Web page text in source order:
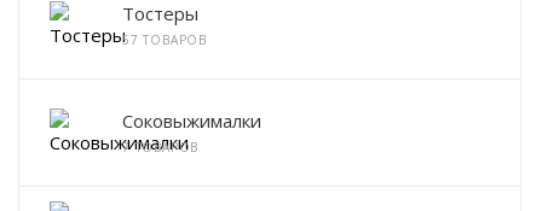
Тостеры
57 ТОВАРОВ
Соковыжималки
7 ТОВАРОВ